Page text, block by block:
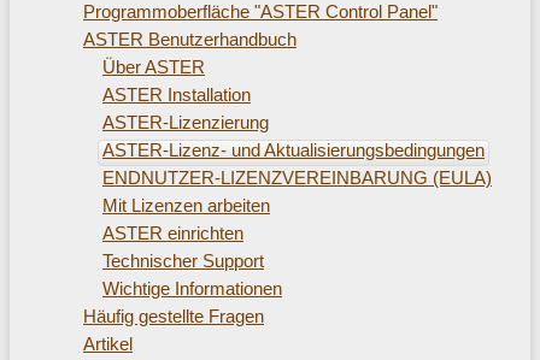
Programmoberfläche "ASTER Control Panel"
ASTER Benutzerhandbuch
Über ASTER
ASTER Installation
ASTER-Lizenzierung
ASTER-Lizenz- und Aktualisierungsbedingungen
ENDNUTZER-LIZENZVEREINBARUNG (EULA)
Mit Lizenzen arbeiten
ASTER einrichten
Technischer Support
Wichtige Informationen
Häufig gestellte Fragen
Artikel